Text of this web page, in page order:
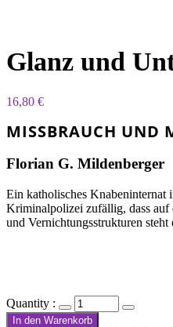
Glanz und
16,80 €
MISSBRAUCH UND
Florian G. Mildenberger
Ein katholisches Knabeninternat
Kriminalpolizei zufällig, dass auf
und Vernichtungsstrukturen
Quantity :
In den Warenkorb